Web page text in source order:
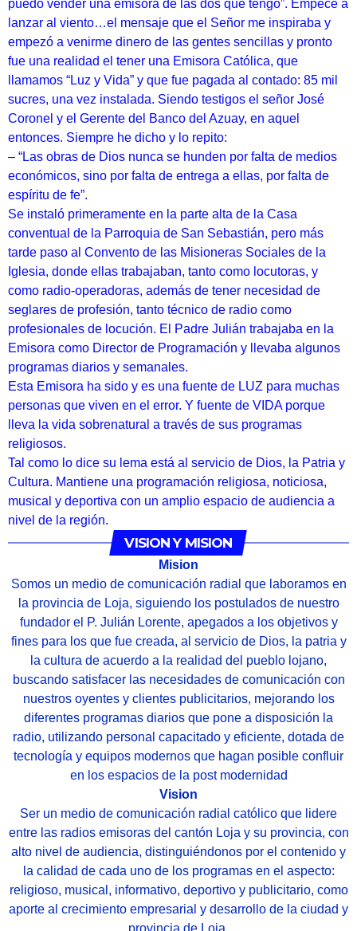
puedo vender una emisora de las dos que tengo”. Empecé a
lanzar al viento…el mensaje que el Señor me inspiraba y
empezó a venirme dinero de las gentes sencillas y pronto
fue una realidad el tener una Emisora Católica, que
llamamos “Luz y Vida” y que fue pagada al contado: 85 mil
sucres, una vez instalada. Siendo testigos el señor José
Coronel y el Gerente del Banco del Azuay, en aquel
entonces. Siempre he dicho y lo repito:
– “Las obras de Dios nunca se hunden por falta de medios
económicos, sino por falta de entrega a ellas, por falta de
espíritu de fe”.
Se instaló primeramente en la parte alta de la Casa
conventual de la Parroquia de San Sebastián, pero más
tarde paso al Convento de las Misioneras Sociales de la
Iglesia, donde ellas trabajaban, tanto como locutoras, y
como radio-operadoras, además de tener necesidad de
seglares de profesión, tanto técnico de radio como
profesionales de locución. El Padre Julián trabajaba en la
Emisora como Director de Programación y llevaba algunos
programas diarios y semanales.
Esta Emisora ha sido y es una fuente de LUZ para muchas
personas que viven en el error. Y fuente de VIDA porque
lleva la vida sobrenatural a través de sus programas
religiosos.
Tal como lo dice su lema está al servicio de Dios, la Patria y
Cultura. Mantiene una programación religiosa, noticiosa,
musical y deportiva con un amplio espacio de audiencia a
nivel de la región.
VISION Y MISION
Mision
Somos un medio de comunicación radial que laboramos en
la provincia de Loja, siguiendo los postulados de nuestro
fundador el P. Julián Lorente, apegados a los objetivos y
fines para los que fue creada, al servicio de Dios, la patria y
la cultura de acuerdo a la realidad del pueblo lojano,
buscando satisfacer las necesidades de comunicación con
nuestros oyentes y clientes publicitarios, mejorando los
diferentes programas diarios que pone a disposición la
radio, utilizando personal capacitado y eficiente, dotada de
tecnología y equipos modernos que hagan posible confluir
en los espacios de la post modernidad
Vision
Ser un medio de comunicación radial católico que lidere
entre las radios emisoras del cantón Loja y su provincia, con
alto nivel de audiencia, distinguiéndonos por el contenido y
la calidad de cada uno de los programas en el aspecto:
religioso, musical, informativo, deportivo y publicitario, como
aporte al crecimiento empresarial y desarrollo de la ciudad y
provincia de Loja.